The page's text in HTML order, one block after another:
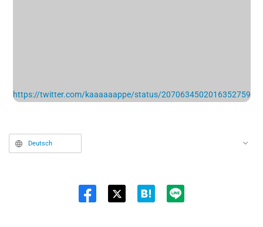
https://twitter.com/kaaaaaappe/status/2070634502016352759
Deutsch